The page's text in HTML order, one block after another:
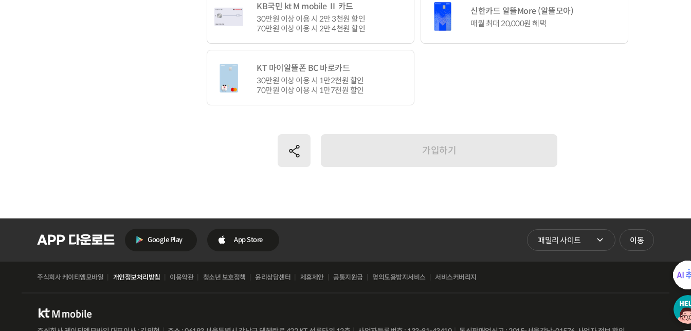
KB국민 kt M mobile Ⅱ 카드
30만원 이상 이용 시 2만 3천원 할인
70만원 이상 이용 시 2만 4천원 할인
신한카드 알뜰More (알뜰모아)
매월 최대 20,000원 혜택
KT 마이알뜰폰 BC 바로카드
30만원 이상 이용 시 1만2천원 할인
70만원 이상 이용 시 1만7천원 할인
공유하기 가입하기
Google Play App Store 패밀리 사이트 바로가기
이동
주식회사 케이티엠모바일 개인정보처리방침 이용약관 청소년 보호정책 윤리상담센터 제휴제안 공통지원금 명의도용방지서비스 서비스커버리지